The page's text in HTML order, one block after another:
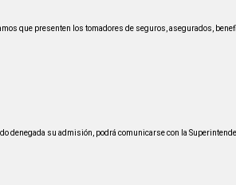
que presenten los tomadores de seguros, asegurados,
denegada su admisión, podrá comunicarse con la